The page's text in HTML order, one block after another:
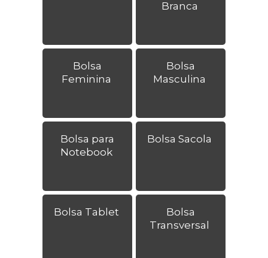
Branca
Bolsa
Feminina
Bolsa
Masculina
Bolsa para
Notebook
Bolsa Sacola
Bolsa Tablet
Bolsa
Transversal